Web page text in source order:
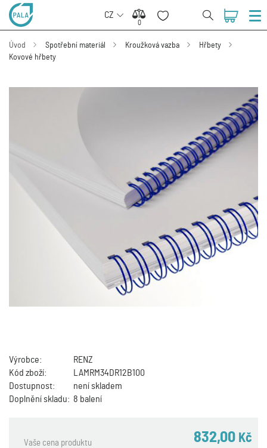
CZ
0
0
Úvod Spotřební materiál Kroužková vazba
Hřbety
Kovové hřbety
Výrobce:
RENZ
Kód zboží:
LAMRM34DR12B100
Dostupnost:
není skladem
Doplnění skladu: 8 balení
Vaše cena produktu 832,00 Kč